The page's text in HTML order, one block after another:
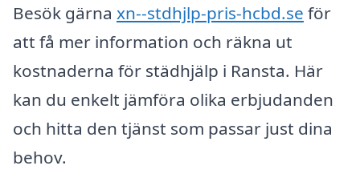
Besök gärna xn--stdhjlp-pris-hcbd.se för
att få mer information och räkna ut
kostnaderna för städhjälp i Ransta. Här
kan du enkelt jämföra olika erbjudanden
och hitta den tjänst som passar just dina
behov.